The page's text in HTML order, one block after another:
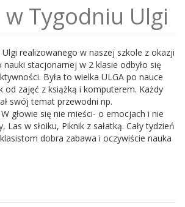
Tygodniu Ulgi
realizowanego w naszej szkole z okazji
stacjonarnej w 2 klasie odbyło się
Była to wielka ULGA po nauce
od zajęć z książką i komputerem. Każdy
swój temat przewodni np.
głowie się nie mieści- o emocjach i nie
w słoiku, Piknik z sałatką. Cały tydzień
dobra zabawa i oczywiście nauka